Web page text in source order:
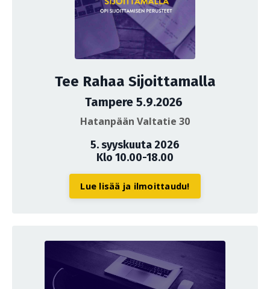
Tee Rahaa Sijoittamalla
Tampere 5.9.2026
Hatanpään Valtatie 30
5. syyskuuta 2026
Klo 10.00-18.00
Lue lisää ja ilmoittaudu!